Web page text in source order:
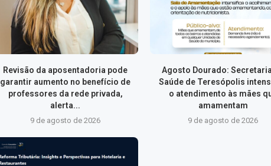
Revisão da aposentadoria pode
garantir aumento no benefício de
professores da rede privada,
alerta...
9 de agosto de 2026
Agosto Dourado:
Saúde de Teresópolis
o atendimento às mães
amamentam
9 de agosto de 2026